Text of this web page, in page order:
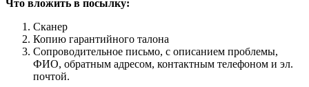
Что вложить в посылку:
Сканер
Копию гарантийного талона
Сопроводительное письмо, с описанием проблемы,
ФИО, обратным адресом, контактным телефоном и эл.
почтой.